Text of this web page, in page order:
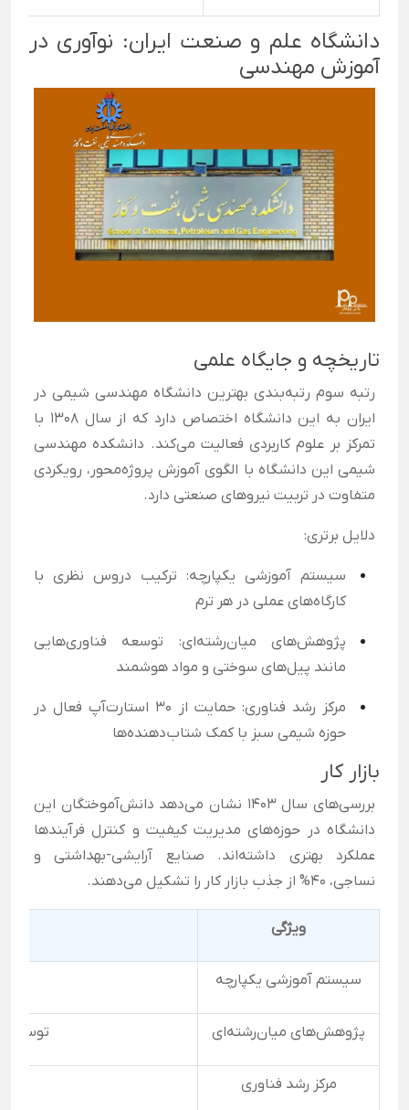
دانشگاه علم و صنعت ایران: نوآوری در
آموزش مهندسی
تاریخچه و جایگاه علمی
رتبه سوم رتبه‌بندی بهترین دانشگاه مهندسی شیمی در
ایران به این دانشگاه اختصاص دارد که از سال ۱۳۰۸ با
تمرکز بر علوم کاربردی فعالیت می‌کند. دانشکده مهندسی
شیمی این دانشگاه با الگوی آموزش پروژه‌محور، رویکردی
متفاوت در تربیت نیروهای صنعتی دارد.
دلایل برتری:
سیستم آموزشی یکپارچه: ترکیب دروس نظری با
کارگاه‌های عملی در هر ترم
پژوهش‌های میان‌رشته‌ای: توسعه فناوری‌هایی
مانند پیل‌های سوختی و مواد هوشمند
مرکز رشد فناوری: حمایت از ۳۰ استارت‌آپ فعال در
حوزه شیمی سبز با کمک شتاب‌دهنده‌ها
بازار کار
بررسی‌های سال ۱۴۰۳ نشان می‌دهد دانش‌آموختگان این
دانشگاه در حوزه‌های مدیریت کیفیت و کنترل فرآیندها
عملکرد بهتری داشته‌اند. صنایع آرایشی-بهداشتی و
نساجی، ۴۰% از جذب بازار کار را تشکیل می‌دهند.
ویژگی
سیستم آموزشی یکپارچه
پژوهش‌های میان‌رشته‌ای توسعه
مرکز رشد فناوری